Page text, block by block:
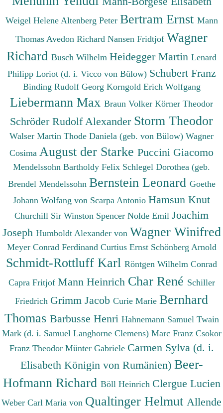
Weigel Helene Altenberg Peter Bertram Ernst Mann
Thomas Avedon Richard Nansen Fridtjof Wagner
Richard Busch Wilhelm Heidegger Martin Lenard
Philipp Loriot (d. i. Vicco von Bülow) Schubert Franz
Binding Rudolf Georg Korngold Erich Wolfgang
Liebermann Max Braun Volker Körner Theodor
Schröder Rudolf Alexander Storm Theodor
Walser Martin Thode Daniela (geb. von Bülow) Wagner
Cosima August der Starke Puccini Giacomo
Mendelssohn Bartholdy Felix Schlegel Dorothea (geb.
Brendel Mendelssohn Bernstein Leonard Goethe
Johann Wolfang von Scarpa Antonio Hamsun Knut
Churchill Sir Winston Spencer Nolde Emil Joachim
Joseph Humboldt Alexander von Wagner Winifred
Meyer Conrad Ferdinand Curtius Ernst Schönberg Arnold
Schmidt-Rottluff Karl Röntgen Wilhelm Conrad
Capra Fritjof Mann Heinrich Char René Schiller
Friedrich Grimm Jacob Curie Marie Bernhard
Thomas Barbusse Henri Hahnemann Samuel Twain
Mark (d. i. Samuel Langhorne Clemens) Marc Franz Csokor
Franz Theodor Münter Gabriele Carmen Sylva (d. i.
Elisabeth Königin von Rumänien) Beer-
Hofmann Richard Böll Heinrich Clergue Lucien
Weber Carl Maria von Qualtinger Helmut Allende